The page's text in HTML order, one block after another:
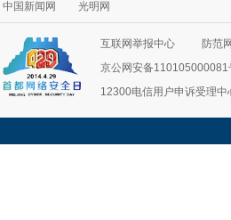
中国新闻网
光明网
互联网举报中心
防范
京公网安备110105000081
12300电信用户申诉受理中